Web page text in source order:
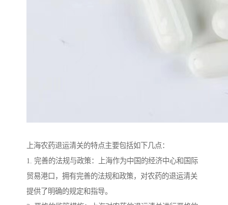
上海农药退运清关的特点主要包括如下几点：
1. 完善的法规与政策：上海作为中国的经济中心和国际
贸易港口，拥有完善的法规和政策，对农药的退运清关
提供了明确的规定和指导。